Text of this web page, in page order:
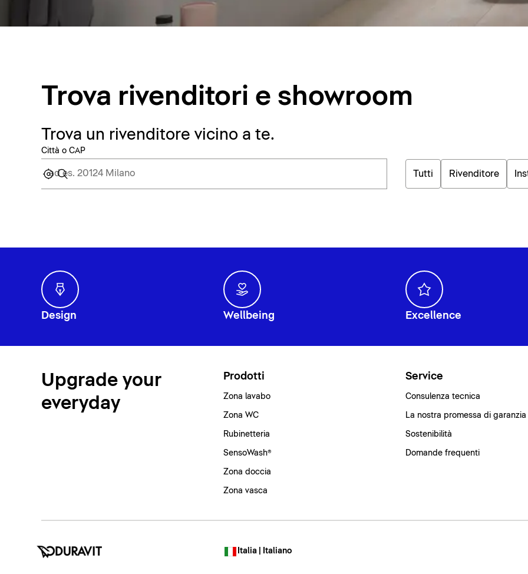
Trova rivenditori e showroom
Trova un rivenditore vicino a te.
Città o CAP
Tutti Rivenditore
Design Wellbeing Excellence
Upgrade your
everyday
Prodotti
Zona lavabo
Zona WC
Rubinetteria
SensoWash®
Zona doccia
Zona vasca
Service
Consulenza tecnica
La nostra promessa di garanzia
Sostenibilità
Domande frequenti
Italia | Italiano